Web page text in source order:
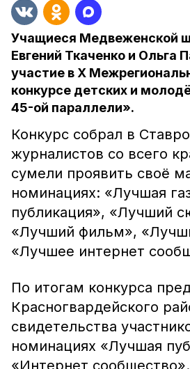
Учащиеся Медвеженской
Евгений Ткаченко и Ольга
участие в X
конкурсе детских и
45-ой параллели».
Конкурс собрал в
журналистов со всего
сумели проявить своё
номинациях: «Лучшая
публикация», «Лучший
«Лучший фильм»,
«Лучшее интернет
По итогам конкурса
Красногвардейского
свидетельства
номинациях «Лучшая
«Интернет